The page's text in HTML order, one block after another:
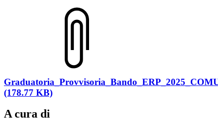
(178.77 KB)
A cura di